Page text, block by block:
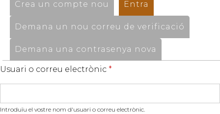
Crea un compte nou Entra
Demana un nou correu de verificació
Demana una contrasenya nova
Usuari o correu electrònic *
Introduïu el vostre nom d'usuari o correu electrònic.